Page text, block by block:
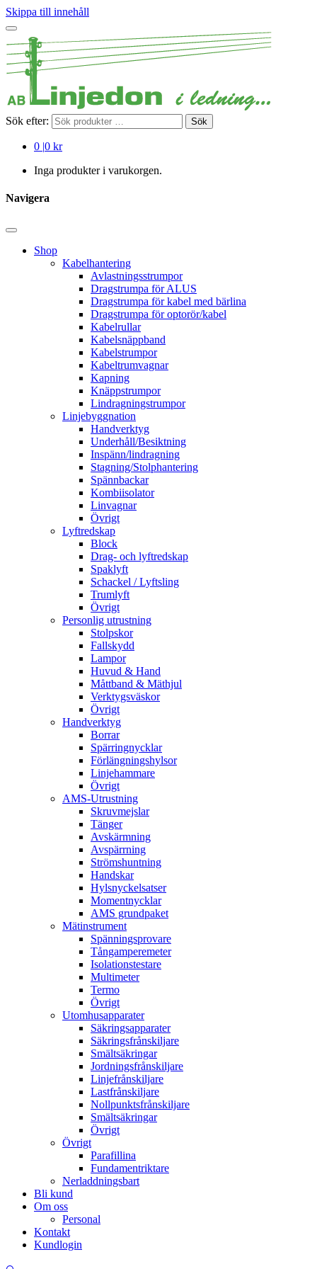
Skippa till innehåll
Sök efter: Sök
0 |0 kr
Inga produkter i varukorgen.
Navigera
Shop
Kabelhantering
Avlastningsstrumpor
Dragstrumpa för ALUS
Dragstrumpa för kabel med bärlina
Dragstrumpa för optorör/kabel
Kabelrullar
Kabelsnäppband
Kabelstrumpor
Kabeltrumvagnar
Kapning
Knäppstrumpor
Lindragningstrumpor
Linjebyggnation
Handverktyg
Underhåll/Besiktning
Inspänn/lindragning
Stagning/Stolphantering
Spännbackar
Kombiisolator
Linvagnar
Övrigt
Lyftredskap
Block
Drag- och lyftredskap
Spaklyft
Schackel / Lyftsling
Trumlyft
Övrigt
Personlig utrustning
Stolpskor
Fallskydd
Lampor
Huvud & Hand
Måttband & Mäthjul
Verktygsväskor
Övrigt
Handverktyg
Borrar
Spärringnycklar
Förlängningshylsor
Linjehammare
Övrigt
AMS-Utrustning
Skruvmejslar
Tänger
Avskärmning
Avspärrning
Strömshuntning
Handskar
Hylsnyckelsatser
Momentnycklar
AMS grundpaket
Mätinstrument
Spänningsprovare
Tångamperemeter
Isolationstestare
Multimeter
Termo
Övrigt
Utomhusapparater
Säkringsapparater
Säkringsfrånskiljare
Smältsäkringar
Jordningsfrånskiljare
Linjefrånskiljare
Lastfrånskiljare
Nollpunktsfrånskiljare
Smältsäkringar
Övrigt
Övrigt
Parafillina
Fundamentriktare
Nerladdningsbart
Bli kund
Om oss
Personal
Kontakt
Kundlogin